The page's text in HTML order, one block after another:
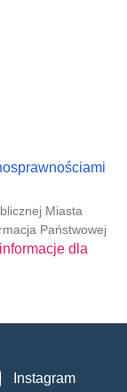
Miasta
Państwowej
dla
Instagram